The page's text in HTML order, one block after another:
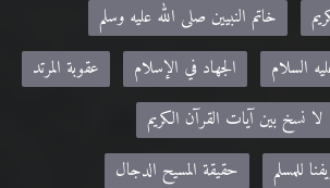
خاتم النبيين صلى الله عليه وسلم
السلام
الجهاد في الإسلام
عقوبة المرتد
لا نسخ بين آيات القرآن الكريم
للمسلم
حقيقة المسيح الدجال